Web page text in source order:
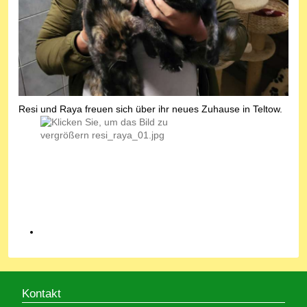
Resi und Raya freuen sich über ihr neues Zuhause in Teltow.
Kontakt